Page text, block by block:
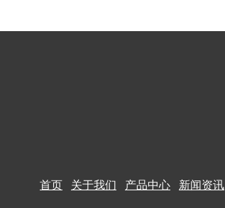
首页 关于我们 产品中心 新闻资讯